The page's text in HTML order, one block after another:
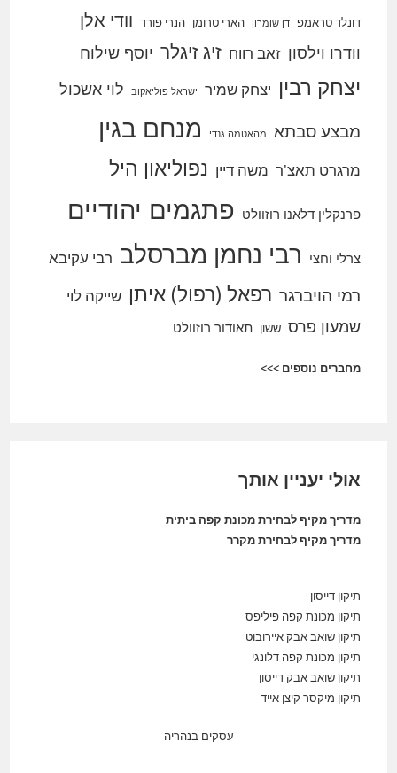
דונלד טראמפ דן שומרון הארי טרומן הנרי פורד וודי אלן
וודרו וילסון זאב רווח זיג זיגלר יוסף שילוח
יצחק רבין יצחק שמיר ישראל פוליאקוב לוי אשכול
מבצע סבתא מהאטמה גנדי מנחם בגין
מרגרט תאצ'ר משה דיין נפוליאון היל
פרנקלין דלאנו רוזוולט פתגמים יהודיים
צרלי וחצי רבי נחמן מברסלב רבי עקיבא
רמי הויברגר רפאל (רפול) איתן שייקה לוי
שמעון פרס ששון תאודור רוזוולט
מחברים נוספים >>>
אולי יעניין אותך
מדריך מקיף לבחירת מכונת קפה ביתית
מדריך מקיף לבחירת מקרר
תיקון דייסון
תיקון מכונת קפה פיליפס
תיקון שואב אבק איירובוט
תיקון מכונת קפה דלונגי
תיקון שואב אבק דייסון
תיקון מיקסר קיצן אייד
עסקים בנהריה